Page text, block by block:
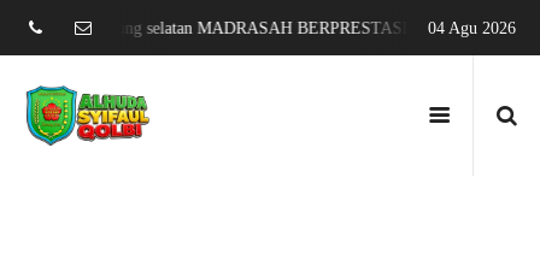
lampung selatan MADRASAH BERPRESTASI DAN MENDUNIA
04 Agu 2026